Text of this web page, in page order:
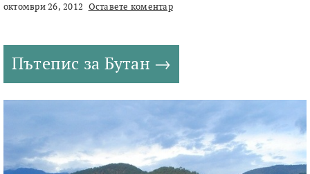
октомври 26, 2012 Оставете коментар
Пътепис за Бутан